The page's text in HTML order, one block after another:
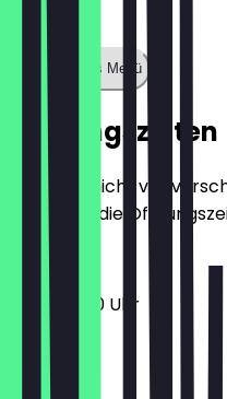
Zeige ganzes Menü
Öffnungszeiten
Damit du nicht vor
halten wir die
11:00 - 18:00 Uhr